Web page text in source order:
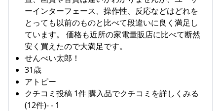
ーインターフェース、操作性、反応などはどれを
とっても以前のものと比べて段違いに良く満足し
ています。 価格も近所の家電量販店に比べて断然
安く買えたので大満足です。
せんべい太郎！
31歳
アトピー
クチコミ投稿 1件 購入品でクチコミを詳しくみる
(12件)- - 1